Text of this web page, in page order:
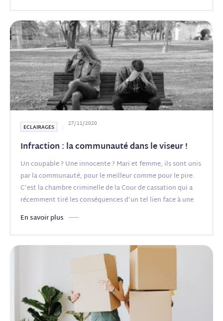
ECLAIRAGES 27/11/2020
Infraction : la communauté dans le viseur !
Un coupable ? Une innocente ? Mari et femme, ils sont unis
par la communauté, pour le meilleur comme pour le pire.
C’est la chambre criminelle de la Cour de cassation qui a
récemment tiré les conséquences d’un tel lien face à une
mesure de
(...)
En savoir plus